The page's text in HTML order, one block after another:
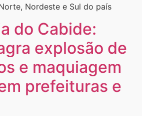
Nordeste e Sul do país
do Cabide:
explosão de
e maquiagem
prefeituras e